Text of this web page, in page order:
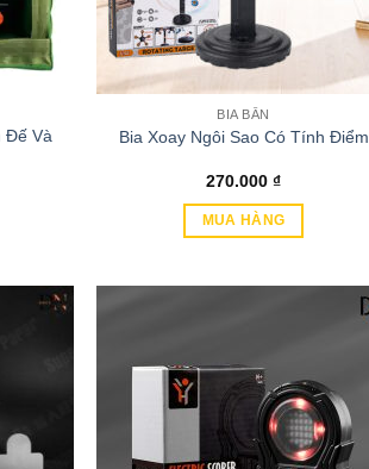
Đế Và
BIA BẮN
Bia Xoay Ngôi Sao Có Tính Điểm
270.000₫
MUA HÀNG